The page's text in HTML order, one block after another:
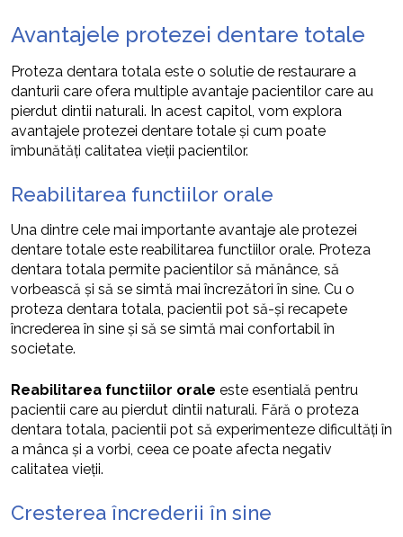
Avantajele protezei dentare totale
Proteza dentara totala este o solutie de restaurare a
danturii care ofera multiple avantaje pacientilor care au
pierdut dintii naturali. In acest capitol, vom explora
avantajele protezei dentare totale și cum poate
îmbunătăți calitatea vieții pacientilor.
Reabilitarea functiilor orale
Una dintre cele mai importante avantaje ale protezei
dentare totale este reabilitarea functiilor orale. Proteza
dentara totala permite pacientilor să mănânce, să
vorbească și să se simtă mai încrezători în sine. Cu o
proteza dentara totala, pacientii pot să-și recapete
încrederea în sine și să se simtă mai confortabil în
societate.
Reabilitarea functiilor orale este esentială pentru
pacientii care au pierdut dintii naturali. Fără o proteza
dentara totala, pacientii pot să experimenteze dificultăți în
a mânca și a vorbi, ceea ce poate afecta negativ
calitatea vieții.
Cresterea încrederii în sine